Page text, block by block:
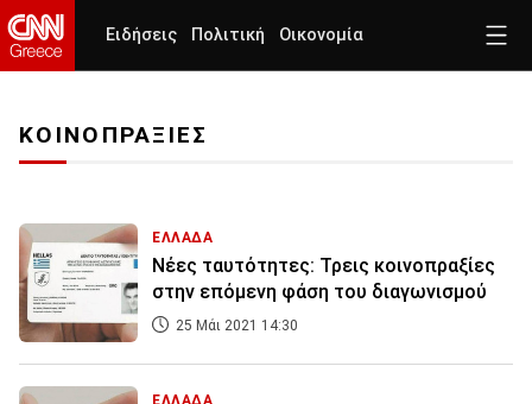
Ειδήσεις Πολιτική Οικονομία
ΚΟΙΝΟΠΡΑΞΙΕΣ
ΕΛΛΑΔΑ
Νέες ταυτότητες: Τρεις κοινοπραξίες
στην επόμενη φάση του διαγωνισμού
25 Μάι 2021 14:30
ΕΛΛΑΔΑ